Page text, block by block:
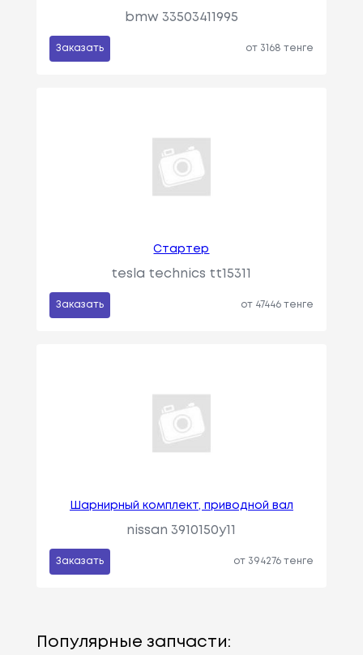
bmw 33503411995
Заказать от 3168 тенге
Стартер
tesla technics tt15311
Заказать от 47446 тенге
Шарнирный комплект, приводной вал
nissan 3910150y11
Заказать от 394276 тенге
Популярные запчасти: